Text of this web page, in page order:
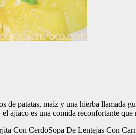
patatas, maíz y una hierba llamada
ajiaco es una comida reconfortante que
Con CerdoSopa De Lentejas Con